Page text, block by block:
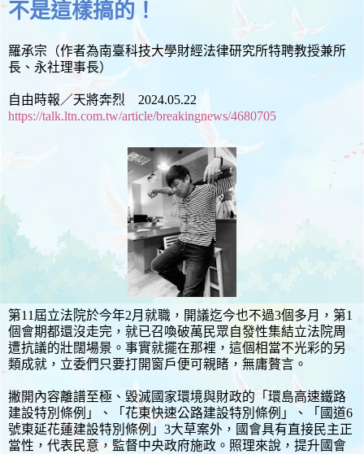
不是這樣搞的！
羅承宗（作者為南臺科技大學財經法律研究所特聘教授兼所
長、永社理事長）
自由時報／天將奔烈 2024.05.22
https://talk.ltn.com.tw/article/breakingnews/4680705
第11屆立法院於今年2月就職，開議迄今也不過3個多月，第1
個會期都還沒走完，就已召喚破萬民眾自發性集結立法院周
遭抗議的壯闊場景。事實就擺在那裡，這個相當不光彩的另
類成就，立委們只要打開窗戶便可親睹，無庸贅言。
撇開內容離譜至極、毀滅國家環境與財政的「環島高速鐵路
建設特別條例」、「花東快速公路建設特別條例」、「國道6
號東延花蓮建設特別條例」3大草案外，國會具有直接民主正
當性，代表民意，監督中央政府施政。照理來說，提升國會